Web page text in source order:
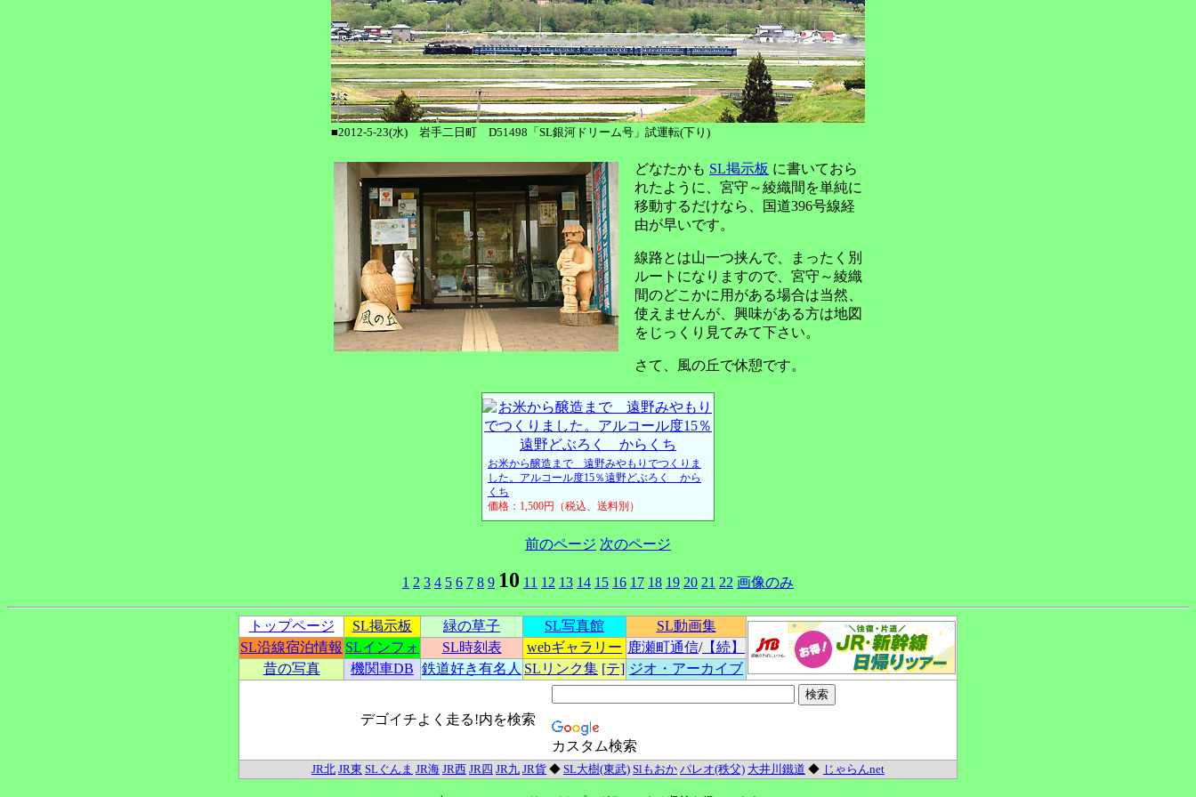
■2012-5-23(水) 岩手二日町 D51498「SL銀河ドリーム号」試運転(下り)
どなたかも SL掲示板 に書いておら
れたように、宮守～綾織間を単純に
移動するだけなら、国道396号線経
由が早いです。
線路とは山一つ挟んで、まったく別
ルートになりますので、宮守～綾織
間のどこかに用がある場合は当然、
使えませんが、興味がある方は地図
をじっくり見てみて下さい。
さて、風の丘で休憩です。
お米から醸造まで 遠野みやもりでつくりま
した。アルコール度15％遠野どぶろく から
くち
価格：1,500円（税込、送料別）
前のページ 次のページ
1 2 3 4 5 6 7 8 9 10 11 12 13 14 15 16 17 18 19 20 21 22 画像のみ
トップページ SL掲示板 緑の草子 SL写真館
SL動画集
SL沿線宿泊情報 SLインフォ SL時刻表 webギャラリー 鹿瀬町通信/【続】
昔の写真
機関車DB 鉄道好き有名人 SLリンク集 [テ] ジオ・アーカイブ
デゴイチよく走る!内を検索
カスタム検索
JR北 JR東 SLぐんま JR海 JR西 JR四 JR九 JR貨 ◆ SL大樹(東武) Slもおか パレオ(秩父) 大井川鐵道 ◆ じゃらんnet